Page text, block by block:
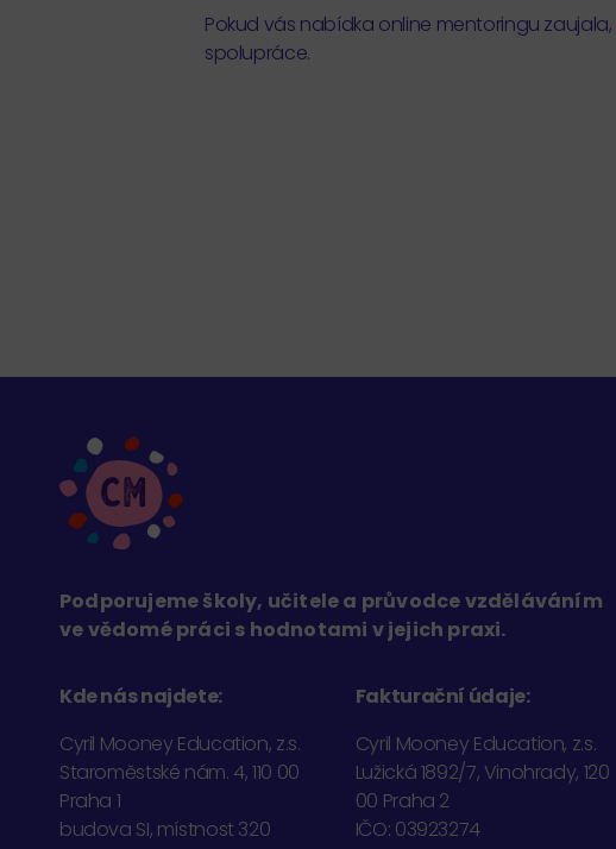
Pokud vás nabídka online mentoringu zaujala,
spolupráce.
Podporujeme školy, učitele a průvodce vzděláváním
ve vědomé práci s hodnotami v jejich praxi.
Kde nás najdete:
Cyril Mooney Education, z.s.
Staroměstské nám. 4, 110 00
Praha 1
budova SI, místnost 320
Fakturační údaje:
Cyril Mooney Education, z.s.
Lužická 1892/7, Vinohrady, 120
00 Praha 2
IČO: 03923274